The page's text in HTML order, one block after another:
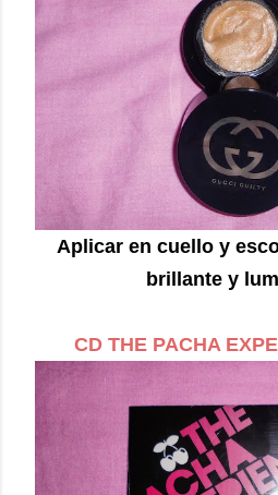
Aplicar en cuello y
brillante y
CD THE PACHA